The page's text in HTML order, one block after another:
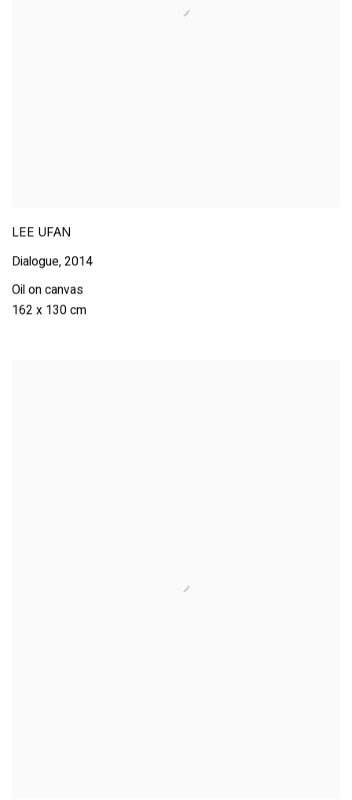
LEE UFAN
Dialogue, 2014
Oil on canvas
162 x 130 cm